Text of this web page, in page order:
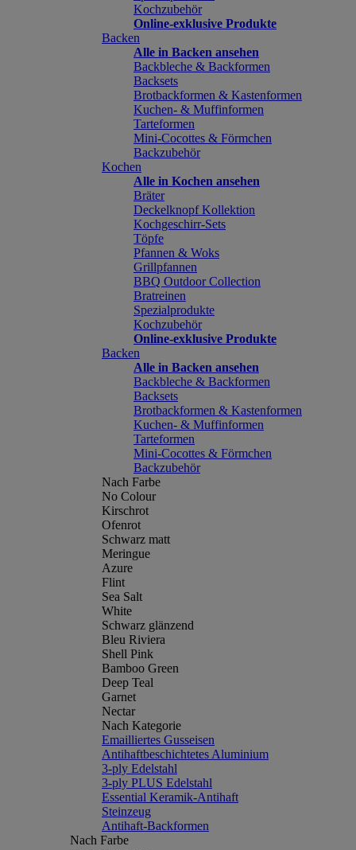
Kochzubehör
Online-exklusive Produkte
Backen
Alle in Backen ansehen
Backbleche & Backformen
Backsets
Brotbackformen & Kastenformen
Kuchen- & Muffinformen
Tarteformen
Mini-Cocottes & Förmchen
Backzubehör
Kochen
Alle in Kochen ansehen
Bräter
Deckelknopf Kollektion
Kochgeschirr-Sets
Töpfe
Pfannen & Woks
Grillpfannen
BBQ Outdoor Collection
Bratreinen
Spezialprodukte
Kochzubehör
Online-exklusive Produkte
Backen
Alle in Backen ansehen
Backbleche & Backformen
Backsets
Brotbackformen & Kastenformen
Kuchen- & Muffinformen
Tarteformen
Mini-Cocottes & Förmchen
Backzubehör
Nach Farbe
No Colour
Kirschrot
Ofenrot
Schwarz matt
Meringue
Azure
Flint
Sea Salt
White
Schwarz glänzend
Bleu Riviera
Shell Pink
Bamboo Green
Deep Teal
Garnet
Nectar
Nach Kategorie
Emailliertes Gusseisen
Antihaftbeschichtetes Aluminium
3-ply Edelstahl
3-ply PLUS Edelstahl
Essential Keramik-Antihaft
Steinzeug
Antihaft-Backformen
Nach Farbe